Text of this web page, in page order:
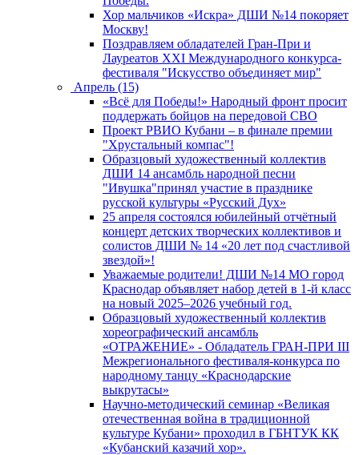
Хор мальчиков «Искра» ДШИ №14 покоряет
Москву!
Поздравляем обладателей Гран-При и
Лауреатов XXI Международного конкурса-
фестиваля "Искусство объединяет мир"
Апрель (15)
«Всё для Победы!» Народный фронт просит
поддержать бойцов на передовой СВО
Проект РВИО Кубани – в финале премии
"Хрустальный компас"!
Образцовый художественный коллектив
ДШИ 14 ансамбль народной песни
"Ивушка"принял участие в празднике
русской культуры «Русский Дух»
25 апреля состоялся юбилейный отчётный
концерт детских творческих коллективов и
солистов ДШИ № 14 «20 лет под счастливой
звездой»!
Уважаемые родители! ДШИ №14 МО город
Краснодар объявляет набор детей в 1-й класс
на новый 2025–2026 учебный год.
Образцовый художественный коллектив
хореографический ансамбль
«ОТРАЖЕНИЕ» - Обладатель ГРАН-ПРИ III
Межрегионального фестиваля-конкурса по
народному танцу «Краснодарские
выкрутасы»
Научно-методический семинар «Великая
отечественная война в традиционной
культуре Кубани» проходил в ГБНТУК КК
«Кубанский казачий хор».